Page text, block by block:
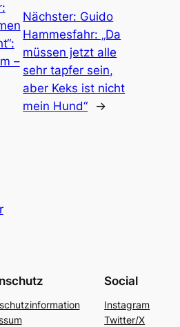
–
Nächster: Guido
Hammesfahr: „Da
müssen jetzt alle
sehr tapfer sein,
aber Keks ist nicht
mein Hund“
→
Social
Instagram
Twitter/X